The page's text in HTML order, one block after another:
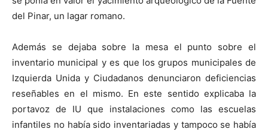
del Pinar, un lagar romano.
Además se dejaba sobre la mesa el punto sobre el
inventario municipal y es que los grupos municipales de
Izquierda Unida y Ciudadanos denunciaron deficiencias
reseñables en el mismo. En este sentido explicaba la
portavoz de IU que instalaciones como las escuelas
infantiles no había sido inventariadas y tampoco se había